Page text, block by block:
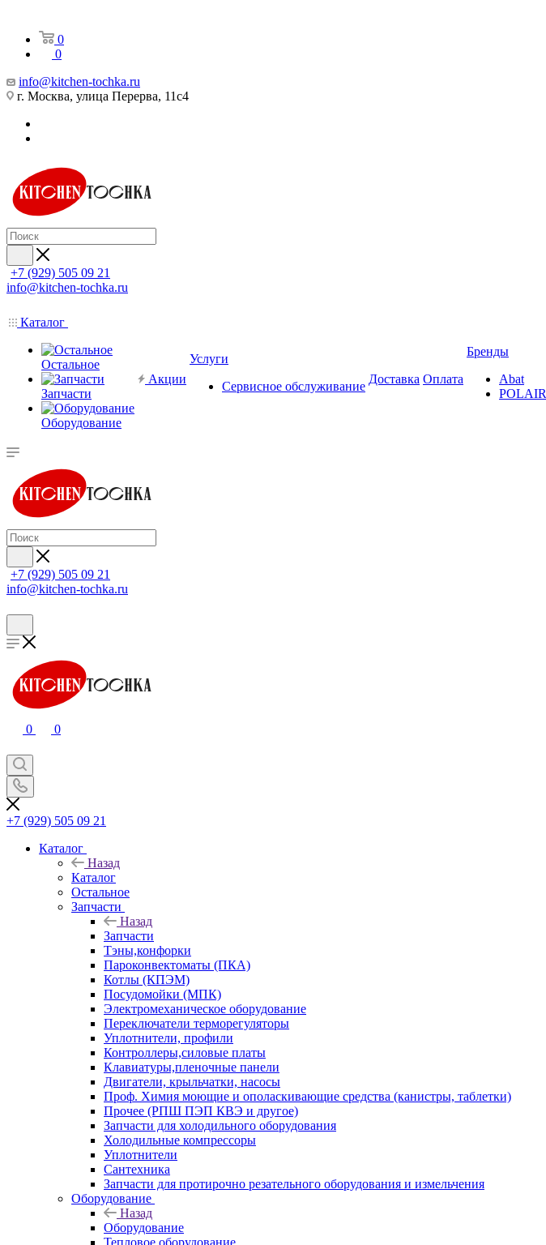
0
0
info@kitchen-tochka.ru
г. Москва, улица Перерва, 11с4
+7 (929) 505 09 21
info@kitchen-tochka.ru
Каталог
Остальное
Запчасти
Оборудование
Акции
Услуги
Сервисное обслуживание
Доставка Оплата
Бренды
Abat
POLAIR
+7 (929) 505 09 21
info@kitchen-tochka.ru
0 0
+7 (929) 505 09 21
Каталог
Назад
Каталог
Остальное
Запчасти
Назад
Запчасти
Тэны,конфорки
Пароконвектоматы (ПКА)
Котлы (КПЭМ)
Посудомойки (МПК)
Электромеханическое оборудование
Переключатели терморегуляторы
Уплотнители, профили
Контроллеры,силовые платы
Клавиатуры,пленочные панели
Двигатели, крыльчатки, насосы
Проф. Химия моющие и ополаскивающие средства (канистры, таблетки)
Прочее (РПШ ПЭП КВЭ и другое)
Запчасти для холодильного оборудования
Холодильные компрессоры
Уплотнители
Сантехника
Запчасти для протирочно резательного оборудования и измельчения
Оборудование
Назад
Оборудование
Тепловое оборудование